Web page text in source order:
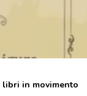
libri in movimento